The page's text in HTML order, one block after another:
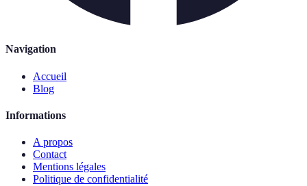
Navigation
Accueil
Blog
Informations
A propos
Contact
Mentions légales
Politique de confidentialité